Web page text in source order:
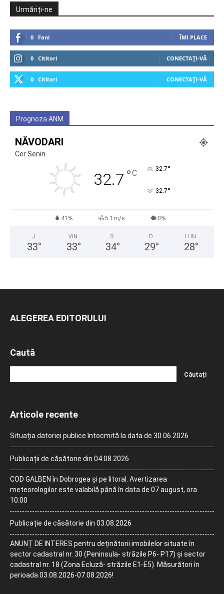
Urmăriți-ne
0 Fani ÎMI PLACE
0 Cititori CONECTAȚI-VĂ
0 Cititori CONECTAȚI-VĂ
Prognoza ANM
NĂVODARI
Cer Senin
32.7 °C 32.7°
32.7°
41% 5.1m/s 0%
J
33°
VIN
33°
S
34°
D
29°
LUN
28°
ALEGEREA EDITORULUI
Caută
Articole recente
Situația datoriei publice întocmită la data de 30.06.2026
Publicații de căsătorie din 04.08.2026
COD GALBEN în Dobrogea și pe litoral. Avertizarea
meteorologilor este valabilă până în data de 07 august, ora
10:00
Publicație de căsătorie din 03.08.2026
ANUNȚ DE INTERES pentru deținătorii imobilelor situate în
sector cadastral nr. 30 (Peninsula- străzile P6- P17) și sector
cadastral nr. 18 (Zona Ecluză- străzile E1-E5). Măsurători în
perioada 03.08.2026-07.08.2026!